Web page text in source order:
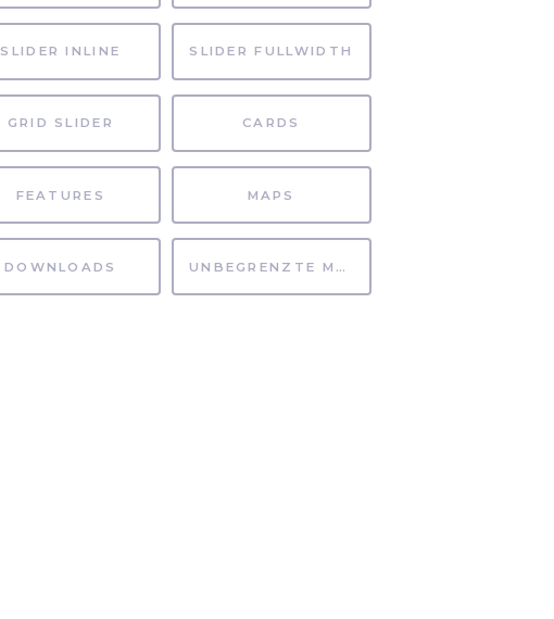
SLIDER INLINE SLIDER FULLWIDTH
GRID SLIDER CARDS
FEATURES MAPS
DOWNLOADS UNBEGRENZTE MÖGLICHKEITEN